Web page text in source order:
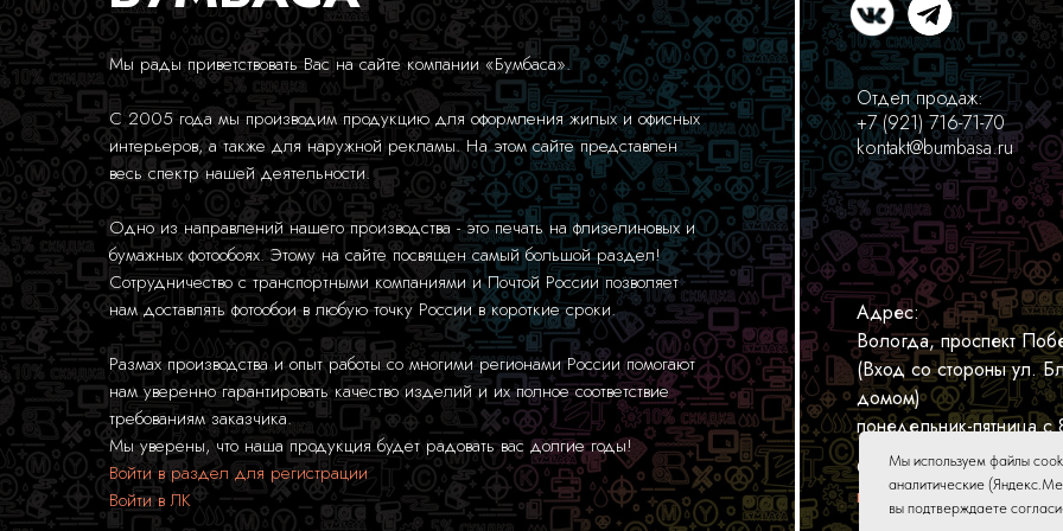
Мы рады приветствовать Вас на сайте компании «Бумбаса».
С 2005 года мы производим продукцию для оформления жилых и офисных
интерьеров, а также для наружной рекламы. На этом сайте представлен
весь спектр нашей деятельности.
Одно из направлений нашего производства - это печать на флизелиновых и
бумажных фотообоях. Этому на сайте посвящен самый большой раздел!
Сотрудничество с транспортными компаниями и Почтой России позволяет
нам доставлять фотообои в любую точку России в короткие сроки.
Размах производства и опыт работы со многими регионами России помогают
нам уверенно гарантировать качество изделий и их полное соответствие
требованиям заказчика.
Мы уверены, что наша продукция будет радовать вас долгие годы!
Войти в раздел для регистрации
Войти в ЛК
Отдел продаж:
+7 (921) 716-71-70
kontakt@bumbasa.ru
Оформляя заказ на
конфиденциальности
Адрес:
Вологда, проспект
(Вход со стороны ул.
домом)
понедельник-пятница
Мы используем файлы
аналитические
вы подтверждаете